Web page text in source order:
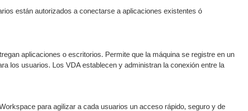
están autorizados a conectarse a aplicaciones existentes ó
aplicaciones o escritorios. Permite que la máquina se registre en un
los usuarios. Los VDA establecen y administran la conexión entre la
para agilizar a cada usuarios un acceso rápido, seguro y de